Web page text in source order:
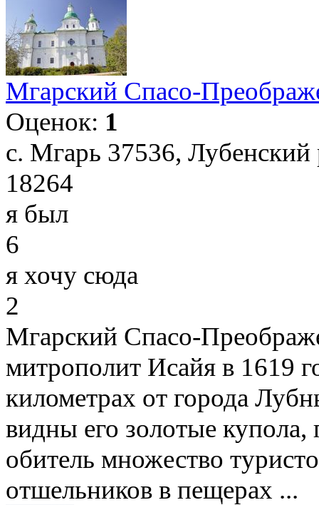
Мгарский Спасо-
Оценок: 1
с. Мгарь 37536, Лубенский
18264
я был
6
я хочу сюда
2
Мгарский Спасо-
митрополит Исайя в 1619
километрах от города
видны его золотые купола,
обитель множество
отшельников в пещерах ...